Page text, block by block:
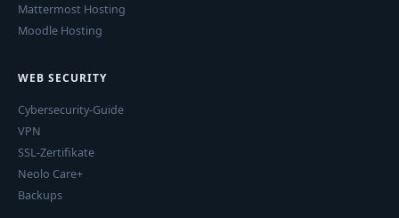
Mattermost Hosting
Moodle Hosting
WEB SECURITY
Cybersecurity-Guide
VPN
SSL-Zertifikate
Neolo Care+
Backups